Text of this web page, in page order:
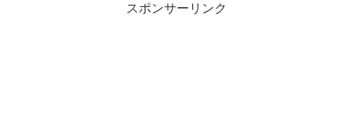
スポンサーリンク